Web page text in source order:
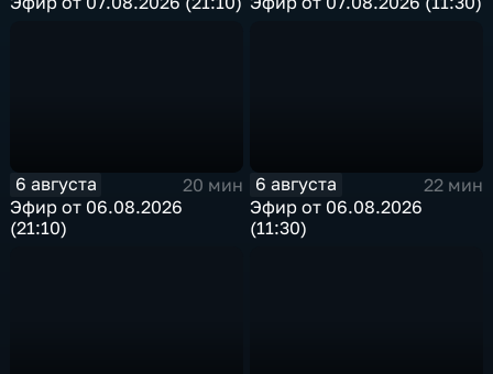
6 августа
20 мин
Эфир от 06.08.2026
(21:10)
6 августа
22 мин
Эфир от 06.08.2026
(11:30)